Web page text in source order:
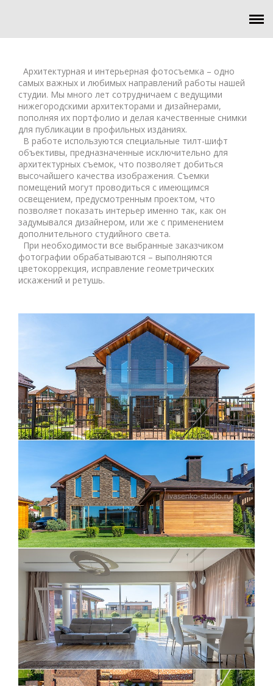
О НАС
КОНТАКТЫ
Архитектурная и интерьерная фотосъемка – одно
самых важных и любимых направлений работы нашей
студии. Мы много лет сотрудничаем с ведущими
нижегородскими архитекторами и дизайнерами,
пополняя их портфолио и делая качественные снимки
для публикации в профильных изданиях.
В работе используются специальные тилт-шифт
объективы, предназначенные исключительно для
архитектурных съемок, что позволяет добиться
высочайшего качества изображения. Съемки
помещений могут проводиться с имеющимся
освещением, предусмотренным проектом, что
позволяет показать интерьер именно так, как он
задумывался дизайнером, или же с применением
дополнительного студийного света.
При необходимости все выбранные заказчиком
фотографии обрабатываются – выполняются
цветокоррекция, исправление геометрических
искажений и ретушь.